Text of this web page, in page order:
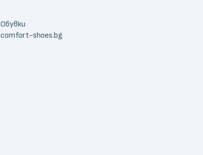
Обувки
comfort-shoes.bg